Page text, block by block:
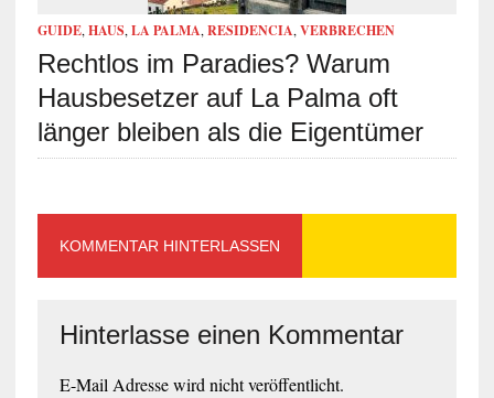
GUIDE,HAUS,LA PALMA,RESIDENCIA,VERBRECHEN
Rechtlos im Paradies? Warum
Hausbesetzer auf La Palma oft
länger bleiben als die Eigentümer
KOMMENTAR HINTERLASSEN
Hinterlasse einen Kommentar
E-Mail Adresse wird nicht veröffentlicht.